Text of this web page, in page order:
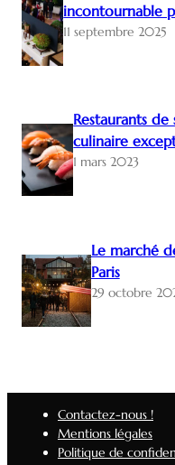
incontournable
11 septembre 2025
Restaurants
culinaire
1 mars 2023
Le marché
Paris
29 octobre
Contactez-nous !
Mentions légales
Politique de